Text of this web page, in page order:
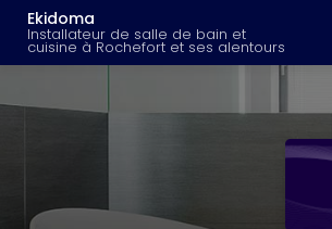
Aller
contenu
Ekidoma
Installateur de salle de bain et
cuisine à Rochefort et ses alentours